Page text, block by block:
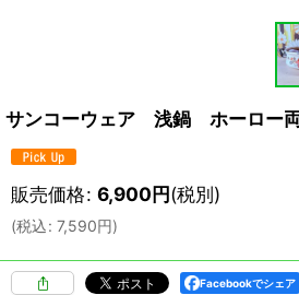
サンコーウェア 浅鍋 ホーロ
販売価格: 6,900円(税別)
(税込: 7,590円)
Facebookでシェア